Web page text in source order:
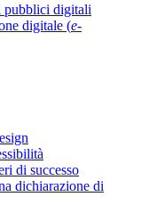
pubblici digitali
digitale (e-
di successo
dichiarazione di